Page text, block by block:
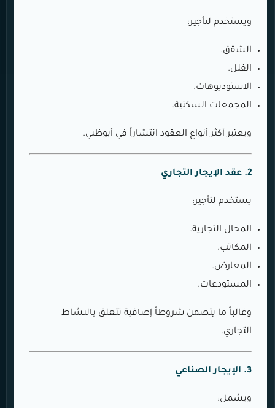
ويستخدم لتأجير:
الشقق.
الفلل.
الاستوديوهات.
المجمعات السكنية.
ويعتبر أكثر أنواع العقود انتشاراً في أبوظبي.
2. عقد الإيجار التجاري
يستخدم لتأجير:
المحال التجارية.
المكاتب.
المعارض.
المستودعات.
وغالباً ما يتضمن شروطاً إضافية تتعلق بالنشاط
التجاري.
3. الإيجار الصناعي
ويشمل: